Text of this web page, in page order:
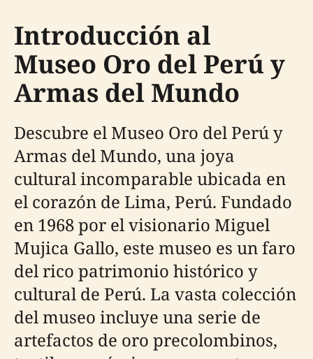
Introducción al
Museo Oro del Perú y
Armas del Mundo
Descubre el Museo Oro del Perú y
Armas del Mundo, una joya
cultural incomparable ubicada en
el corazón de Lima, Perú. Fundado
en 1968 por el visionario Miguel
Mujica Gallo, este museo es un faro
del rico patrimonio histórico y
cultural de Perú. La vasta colección
del museo incluye una serie de
artefactos de oro precolombinos,